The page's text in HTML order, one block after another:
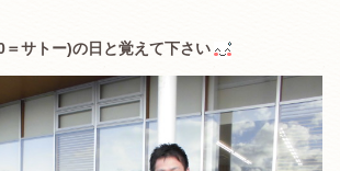
サトー)の日と覚えて下さい